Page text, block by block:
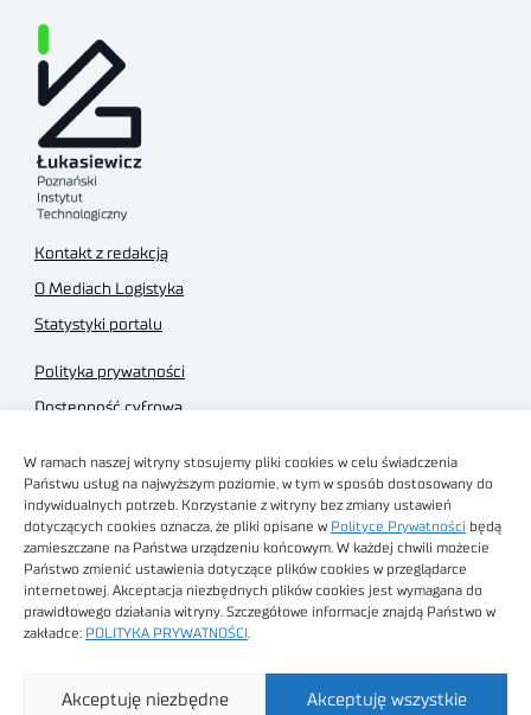
W ramach naszej witryny stosujemy pliki cookies w celu świadczenia
Państwu usług na najwyższym poziomie, w tym w sposób dostosowany do
indywidualnych potrzeb. Korzystanie z witryny bez zmiany ustawień
dotyczących cookies oznacza, że pliki opisane w Polityce Prywatności będą
zamieszczane na Państwa urządzeniu końcowym. W każdej chwili możecie
Państwo zmienić ustawienia dotyczące plików cookies w przeglądarce
internetowej. Akceptacja niezbędnych plików cookies jest wymagana do
prawidłowego działania witryny. Szczegółowe informacje znajdą Państwo w
zakładce: POLITYKA PRYWATNOŚCI
Akceptuję wszystkie
Akceptuję niezbędne
Kontakt z redakcją
O Mediach Logistyka
Statystyki portalu
Polityka prywatności
Dostępność cyfrowa
Regulamin sklepu
Obrazy stockowe
autorstwa
Technologiczny